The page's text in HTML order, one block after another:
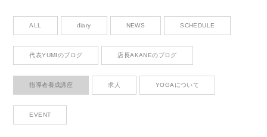
Blog & News
Contact お問い合わせ
ALL diary NEWS SCHEDULE
代表YUMIのブログ 店長AKANEのブログ
指導者養成講座 求人 YOGAについて
EVENT